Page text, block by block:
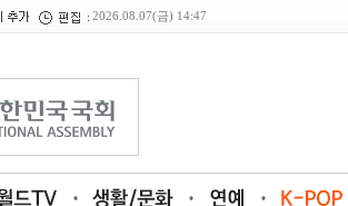
2026.08.07(금) 14:47